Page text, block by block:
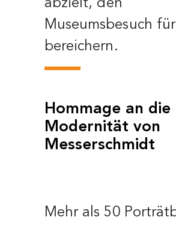
abzielt, den
Museumsbesuch
bereichern.
Hommage an die
Modernität von
Messerschmidt
Mehr als 50